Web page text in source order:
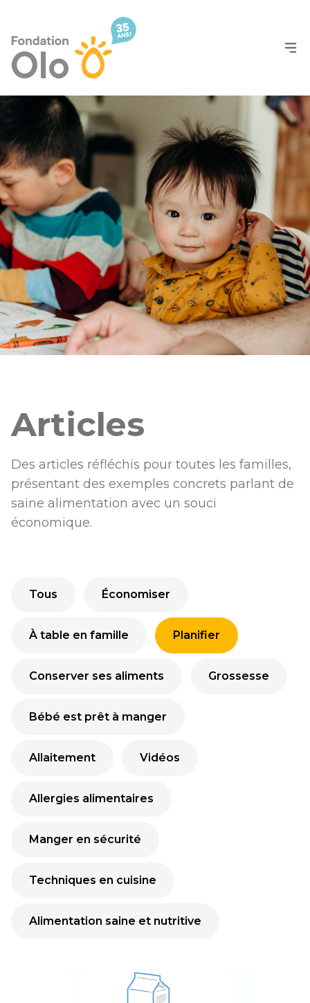
Articles
Des articles réfléchis pour toutes les familles,
présentant des exemples concrets parlant de
saine alimentation avec un souci
économique.
Tous Économiser
À table en famille Planifier
Conserver ses aliments Grossesse
Bébé est prêt à manger
Allaitement Vidéos
Allergies alimentaires
Manger en sécurité
Techniques en cuisine
Alimentation saine et nutritive